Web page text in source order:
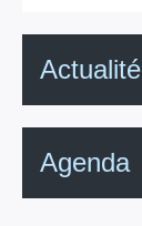
Actualité
Agenda